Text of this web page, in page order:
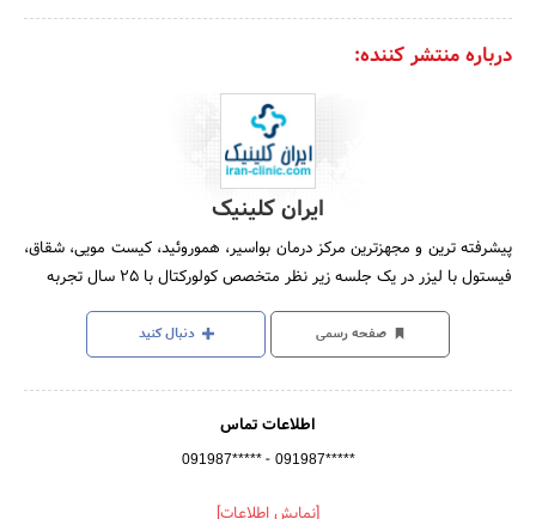
درباره منتشر کننده:
ایران کلینیک
پیشرفته ترین و مجهزترین مرکز درمان بواسیر، هموروئید، کیست مویی، شقاق،
فیستول با لیزر در یک جلسه زیر نظر متخصص کولورکتال با 25 سال تجربه
صفحه رسمی دنبال کنید
اطلاعات تماس
091987***** - 091987*****
[نمایش اطلاعات]